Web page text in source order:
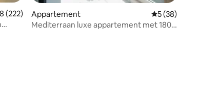
beoordeling van 4,88 op 5, 222 recensies
(222)
Appartement Gemiddelde
5 (38)
Mediterraan luxe appartement met 180°